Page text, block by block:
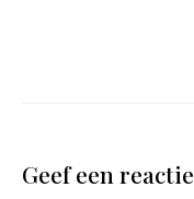
Geef een reactie